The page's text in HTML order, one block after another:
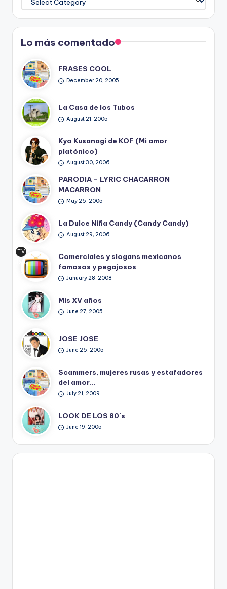
del
Blog
Lo más comentado
FRASES COOL
December 20, 2005
La Casa de los Tubos
August 21, 2005
Kyo Kusanagi de KOF (Mi amor
platónico)
August 30, 2006
PARODIA – LYRIC CHACARRON
MACARRON
May 26, 2005
La Dulce Niña Candy (Candy Candy)
August 29, 2006
TV
Ret
ro
Comerciales y slogans mexicanos
famosos y pegajosos
January 28, 2008
Mis XV años
June 27, 2005
JOSE JOSE
June 26, 2005
Scammers, mujeres rusas y estafadores
del amor…
July 21, 2009
LOOK DE LOS 80´s
June 19, 2005